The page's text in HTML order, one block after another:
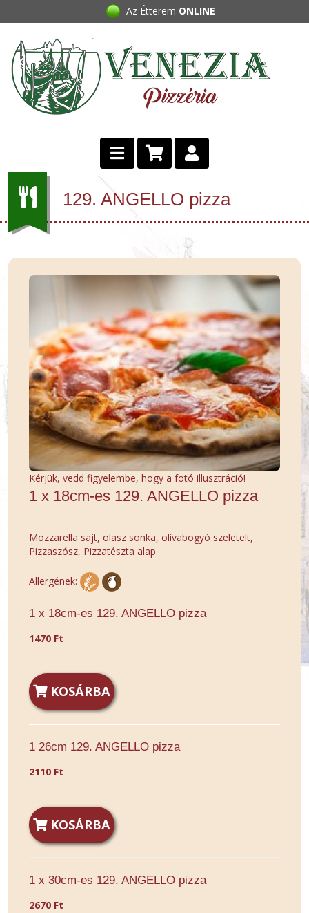
Az Étterem ONLINE
129. ANGELLO pizza
Kérjük, vedd figyelembe, hogy a fotó illusztráció!
1 x 18cm-es 129. ANGELLO pizza
Mozzarella sajt, olasz sonka, olívabogyó szeletelt,
Pizzaszósz, Pizzatészta alap
Allergének:
1 x 18cm-es 129. ANGELLO pizza
1470 Ft
KOSÁRBA
1 26cm 129. ANGELLO pizza
2110 Ft
KOSÁRBA
1 x 30cm-es 129. ANGELLO pizza
2670 Ft